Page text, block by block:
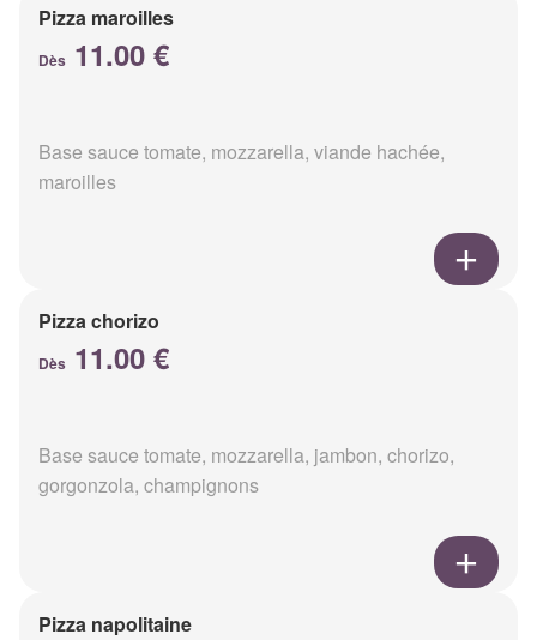
Pizza maroilles
Dès 11.00 €
Base sauce tomate, mozzarella, viande hachée,
maroilles
Pizza chorizo
Dès 11.00 €
Base sauce tomate, mozzarella, jambon, chorizo,
gorgonzola, champignons
Pizza napolitaine